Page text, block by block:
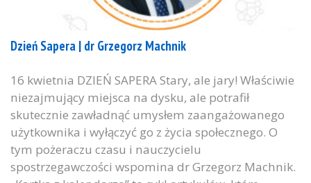
Dzień Sapera | dr Grzegorz Machnik
16 kwietnia DZIEŃ SAPERA Stary, ale jary! Właściwie
niezajmujący miejsca na dysku, ale potrafił
skutecznie zawładnąć umysłem zaangażowanego
użytkownika i wyłączyć go z życia społecznego. O
tym pożeraczu czasu i nauczycielu
spostrzegawczości wspomina dr Grzegorz Machnik.